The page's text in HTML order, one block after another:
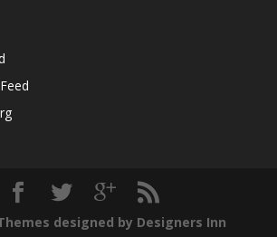
designed by Designers Inn